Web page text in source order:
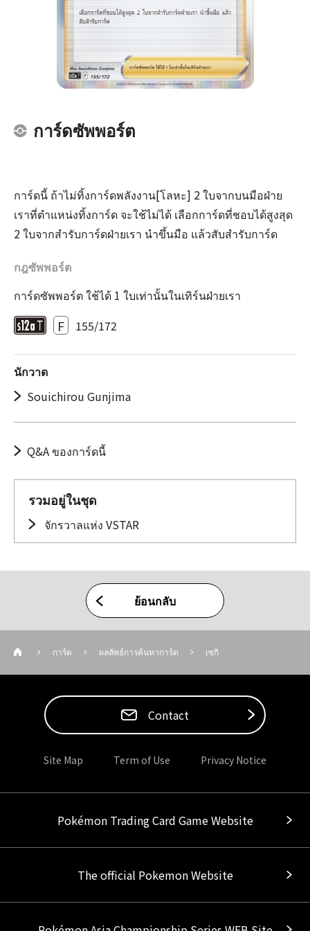
การ์ดซัพพอร์ต
การ์ดนี้ ถ้าไม่ทิ้งการ์ดพลังงาน[โลหะ] 2 ใบจากบนมือฝ่าย
เราที่ตำแหน่งทิ้งการ์ด จะใช้ไม่ได้ เลือกการ์ดที่ชอบได้สูงสุด
2 ใบจากสำรับการ์ดฝ่ายเรา นำขึ้นมือ แล้วสับสำรับการ์ด
กฎซัพพอร์ต
การ์ดซัพพอร์ต ใช้ได้ 1 ใบเท่านั้นในเทิร์นฝ่ายเรา
F 155/172
นักวาด
Souichirou Gunjima
Q&A ของการ์ดนี้
รวมอยู่ในชุด
จักรวาลแห่ง VSTAR
ย้อนกลับ
การ์ด ผลลัพธ์การค้นหาการ์ด เซกิ
Contact
Site Map Term of Use Privacy Notice
Pokémon Trading Card Game Website
The official Pokemon Website